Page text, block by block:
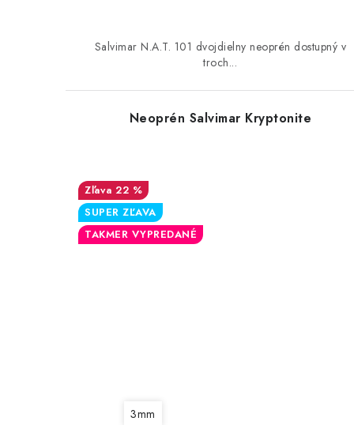
Salvimar N.A.T. 101 dvojdielny neoprén dostupný v
troch...
Neoprén Salvimar Kryptonite
22 %
SUPER ZĽAVA
TAKMER VYPREDANÉ
3mm